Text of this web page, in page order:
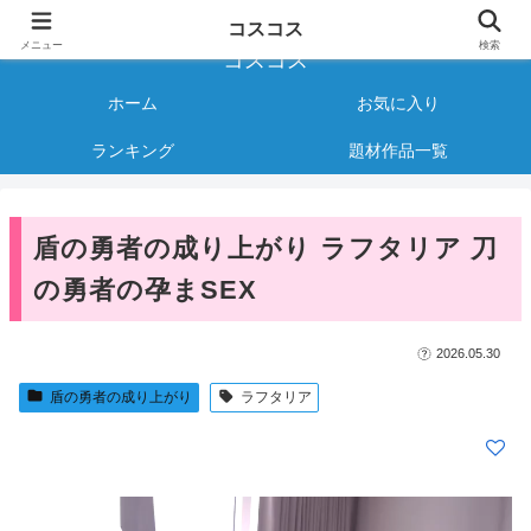
様々なジャンルのコスプレAVをご紹介する情報サイト
コスコス
ホーム お気に入り
ランキング 題材作品一覧
盾の勇者の成り上がり ラフタリア 刀
の勇者の孕まSEX
2026.05.30
盾の勇者の成り上がり ラフタリア
メニュー
コスコス
検索